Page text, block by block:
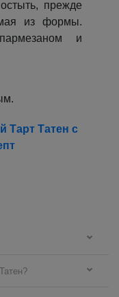
прежде
из формы.
и
Тарт Татен с